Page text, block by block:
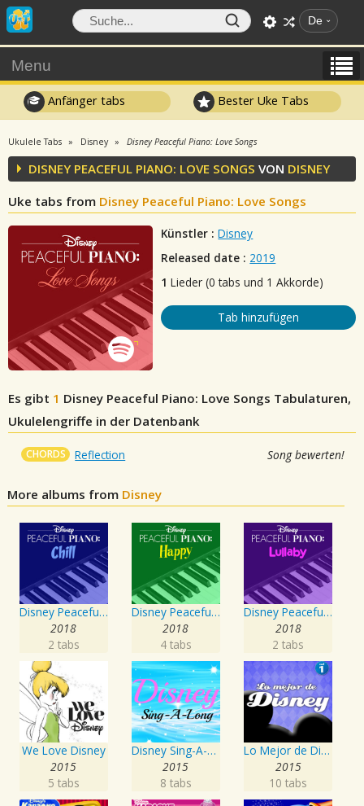
De
Menu
Anfänger tabs Bester Uke Tabs
Ukulele Tabs Disney Disney Peaceful Piano: Love Songs
DISNEY PEACEFUL PIANO: LOVE SONGS VON DISNEY
Uke tabs from Disney Peaceful Piano: Love Songs
Künstler : Disney
Released date : 2019
1 Lieder (0 tabs und 1 Akkorde)
Tab hinzufügen
Es gibt 1 Disney Peaceful Piano: Love Songs Tabulaturen,
Ukulelengriffe in der Datenbank
CHORDS Reflection Song bewerten!
More albums from Disney
Disney Peaceful Piano: Chill
2018
2 tabs
Disney Peaceful Piano: Happy
2018
4 tabs
Disney Peaceful Piano: Lullaby
2018
2 tabs
We Love Disney
2015
5 tabs
Disney Sing-A-Long
2015
8 tabs
Lo Mejor de Disney en Español Vol. 1
2015
10 tabs